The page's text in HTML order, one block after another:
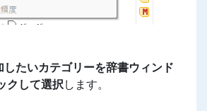
したいカテゴリーを辞書ウィンド
クして選択します。